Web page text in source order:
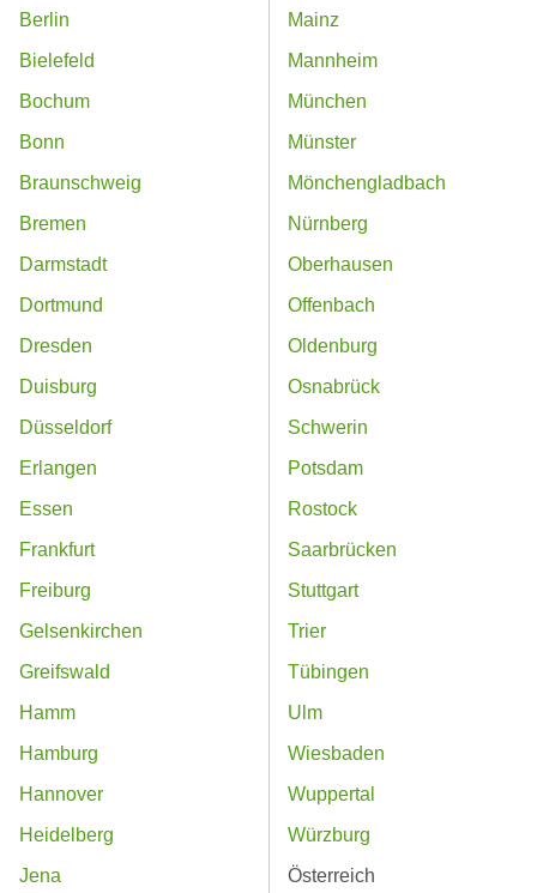
Berlin
Bielefeld
Bochum
Bonn
Braunschweig
Bremen
Darmstadt
Dortmund
Dresden
Duisburg
Düsseldorf
Erlangen
Essen
Frankfurt
Freiburg
Gelsenkirchen
Greifswald
Hamm
Hamburg
Hannover
Heidelberg
Jena
Mainz
Mannheim
München
Münster
Mönchengladbach
Nürnberg
Oberhausen
Offenbach
Oldenburg
Osnabrück
Schwerin
Potsdam
Rostock
Saarbrücken
Stuttgart
Trier
Tübingen
Ulm
Wiesbaden
Wuppertal
Würzburg
Österreich